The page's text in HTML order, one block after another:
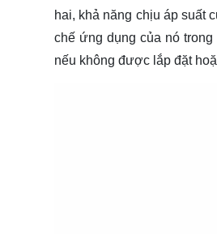
hai, khả năng chịu áp suất
chế ứng dụng của nó
nếu không được lắp đặt